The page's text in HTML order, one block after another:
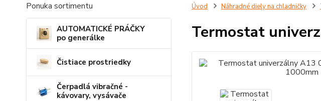
Ponuka sortimentu
AUTOMATICKÉ PRÁČKY
po generálke
Čistiace prostriedky
Čerpadlá vibračné -
kávovary, vysávače
Úvod Náhradné diely na chladničky
Termostat